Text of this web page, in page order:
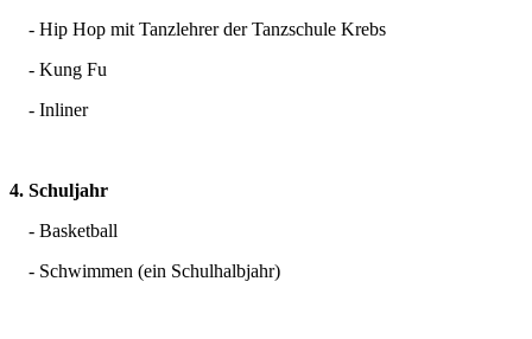
- Hip Hop mit Tanzlehrer der Tanzschule Krebs
- Kung Fu
- Inliner
4. Schuljahr
- Basketball
- Schwimmen (ein Schulhalbjahr)